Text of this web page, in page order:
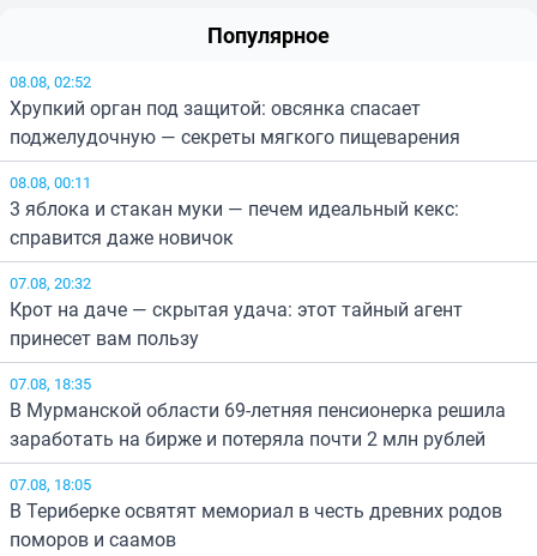
Популярное
08.08, 02:52
Хрупкий орган под защитой: овсянка спасает
поджелудочную — секреты мягкого пищеварения
08.08, 00:11
3 яблока и стакан муки — печем идеальный кекс:
справится даже новичок
07.08, 20:32
Крот на даче — скрытая удача: этот тайный агент
принесет вам пользу
07.08, 18:35
В Мурманской области 69-летняя пенсионерка решила
заработать на бирже и потеряла почти 2 млн рублей
07.08, 18:05
В Териберке освятят мемориал в честь древних родов
поморов и саамов